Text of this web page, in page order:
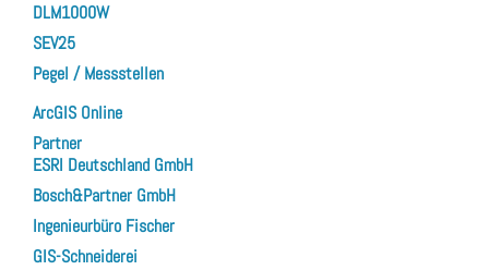
DLM1000W
SEV25
Pegel / Messstellen
ArcGIS Online
Partner
ESRI Deutschland GmbH
Bosch&Partner GmbH
Ingenieurbüro Fischer
GIS-Schneiderei